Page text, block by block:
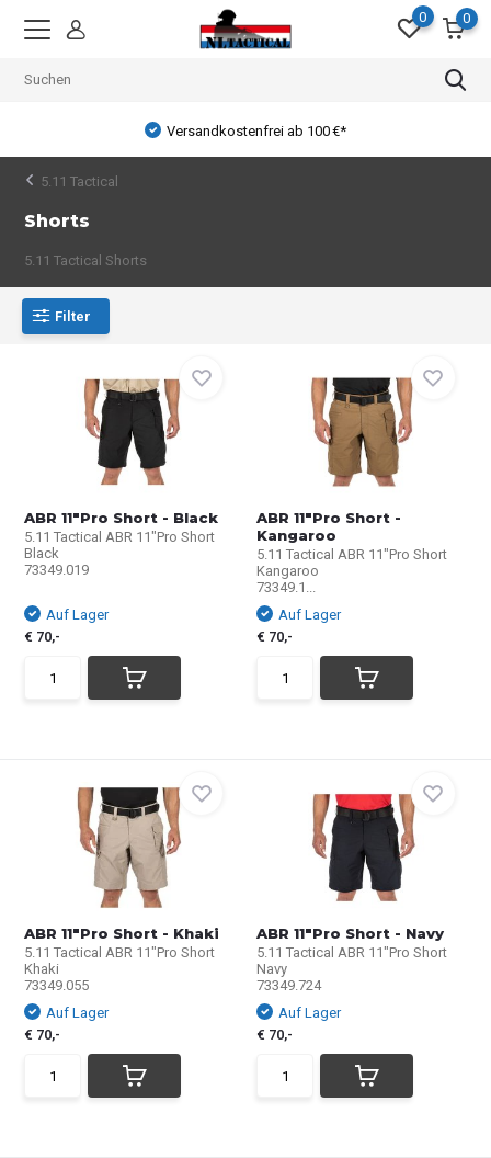
0 0
Versandkostenfrei ab 100 €*
5.11 Tactical
Shorts
5.11 Tactical Shorts
Filter
ABR 11"Pro Short - Black
5.11 Tactical ABR 11"Pro Short
Black
73349.019
Auf Lager
€ 70,-
ABR 11"Pro Short -
Kangaroo
5.11 Tactical ABR 11"Pro Short
Kangaroo
73349.1...
Auf Lager
€ 70,-
ABR 11"Pro Short - Khaki
5.11 Tactical ABR 11"Pro Short
Khaki
73349.055
Auf Lager
€ 70,-
ABR 11"Pro Short - Navy
5.11 Tactical ABR 11"Pro Short
Navy
73349.724
Auf Lager
€ 70,-